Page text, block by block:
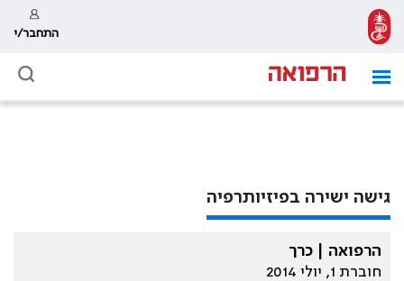
התחבר/י
גישה ישירה בפיזיותרפיה
הרפואה | כרך
חוברת 1, יולי 2014